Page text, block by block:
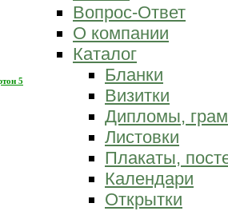
5
Вопрос-Ответ
О компании
Каталог
Бланки
Визитки
Дипломы,
Листовки
Плакаты,
Календари
Открытки